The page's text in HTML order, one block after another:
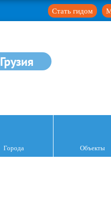
Стать гидом
Грузия
Города Объекты